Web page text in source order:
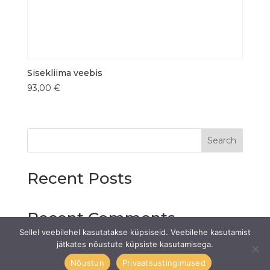
Sisekliima veebis
93,00 €
Search
Recent Posts
Recent Comments
No comments to show.
Sellel veebilehel kasutatakse küpsiseid. Veebilehe kasutamist
jätkates nõustute küpsiste kasutamisega.
Nõustun
Privaatsustingimused